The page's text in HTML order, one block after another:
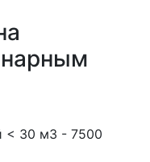
< 30 м3 - 7500